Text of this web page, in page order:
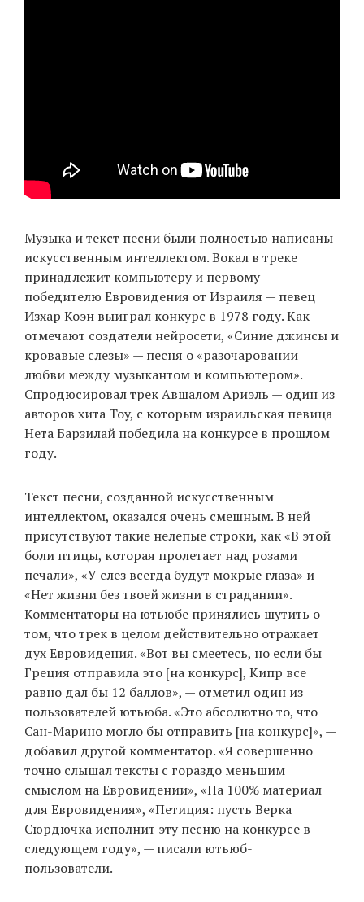
Музыка и текст песни были полностью написаны
искусственным интеллектом. Вокал в треке
принадлежит компьютеру и первому
победителю Евровидения от Израиля — певец
Изхар Коэн выиграл конкурс в 1978 году. Как
отмечают создатели нейросети, «Синие джинсы и
кровавые слезы» — песня о «разочаровании
любви между музыкантом и компьютером».
Спродюсировал трек Авшалом Ариэль — один из
авторов хита Toy, с которым израильская певица
Нета Барзилай победила на конкурсе в прошлом
году.
Текст песни, созданной искусственным
интеллектом, оказался очень смешным. В ней
присутствуют такие нелепые строки, как «В этой
боли птицы, которая пролетает над розами
печали», «У слез всегда будут мокрые глаза» и
«Нет жизни без твоей жизни в страдании».
Комментаторы на ютьюбе принялись шутить о
том, что трек в целом действительно отражает
дух Евровидения. «Вот вы смеетесь, но если бы
Греция отправила это [на конкурс], Кипр все
равно дал бы 12 баллов», — отметил один из
пользователей ютьюба. «Это абсолютно то, что
Сан-Марино могло бы отправить [на конкурс]», —
добавил другой комментатор. «Я совершенно
точно слышал тексты с гораздо меньшим
смыслом на Евровидении», «На 100% материал
для Евровидения», «Петиция: пусть Верка
Сюрдючка исполнит эту песню на конкурсе в
следующем году», — писали ютьюб-
пользователи.